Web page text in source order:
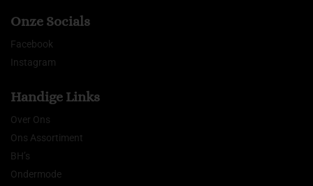
Onze Socials
Facebook
Instagram
Handige Links
Over Ons
Ons Assortiment
BH’s
Ondermode